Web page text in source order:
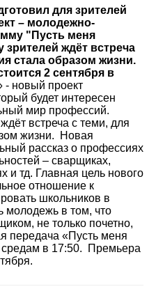
для зрителей
– молодежно-
"Пусть меня
зрителей ждёт встреча
стала образом жизни.
2 сентября в
- новый проект
будет интересен
мир профессий.
встреча с теми, для
жизни. Новая
рассказ о профессиях
– сварщиках,
и тд. Главная цель нового
отношение к
школьников в
молодежь в том, что
не только почетно,
передача «Пусть меня
в 17:50. Премьера